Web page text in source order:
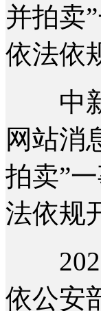
并拍卖
依法依
中新
网站消
拍卖”
法依规
2023
依公安